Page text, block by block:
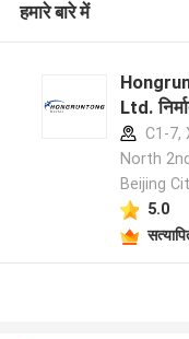
हमारे बारे में
Ltd.
C1-7,
North
Beijing
5.0